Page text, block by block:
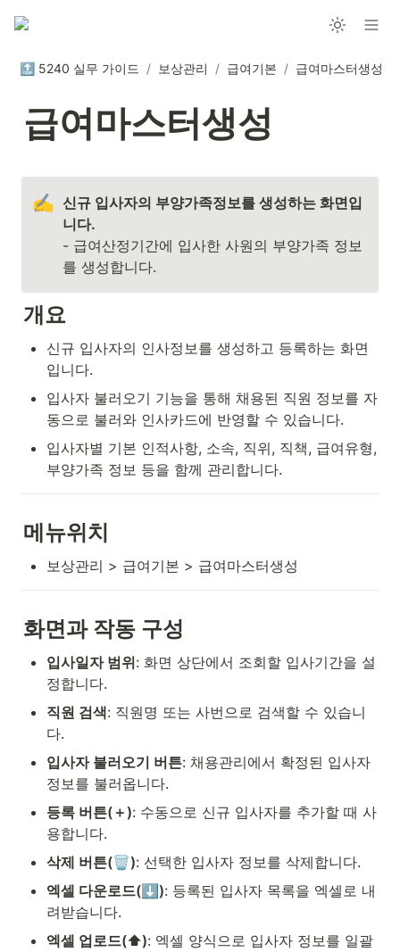
🔝 5240 실무 가이드 / 보상관리 / 급여기본 / 급여마스터생성
급여마스터생성
✍️ 신규 입사자의 부양가족정보를 생성하는 화면입
- 급여산정기간에 입사한 사원의 부양가족 정보
를 생성합니다.
개요
신규 입사자의 인사정보를 생성하고 등록하는 화면
입니다.
입사자 불러오기 기능을 통해 채용된 직원 정보를 자
동으로 불러와 인사카드에 반영할 수 있습니다.
입사자별 기본 인적사항, 소속, 직위, 직책, 급여유형,
부양가족 정보 등을 함께 관리합니다.
메뉴위치
보상관리 > 급여기본 > 급여마스터생성
화면과 작동 구성
입사일자 범위: 화면 상단에서 조회할 입사기간을 설
정합니다.
직원 검색: 직원명 또는 사번으로 검색할 수 있습니
다.
입사자 불러오기 버튼: 채용관리에서 확정된 입사자
정보를 불러옵니다.
등록 버튼(＋): 수동으로 신규 입사자를 추가할 때 사
용합니다.
삭제 버튼(🗑️): 선택한 입사자 정보를 삭제합니다.
엑셀 다운로드(⬇️): 등록된 입사자 목록을 엑셀로 내
려받습니다.
엑셀 업로드(⬆️): 엑셀 양식으로 입사자 정보를 일괄